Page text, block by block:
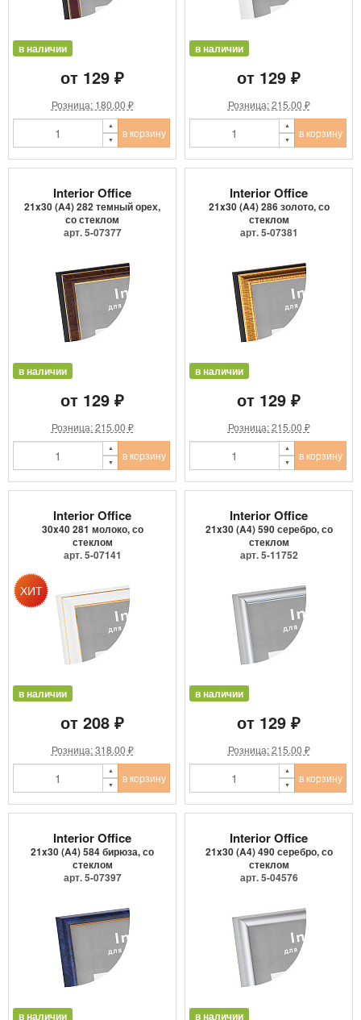
в наличии
от 129 ₽
Розница: 180.00 ₽
в корзину
в наличии
от 129 ₽
Розница: 215.00 ₽
в корзину
Interior Office
21x30 (A4) 282 темный орех,
со стеклом
арт. 5-07377
в наличии
от 129 ₽
Розница: 215.00 ₽
в корзину
Interior Office
21x30 (A4) 286 золото, со
стеклом
арт. 5-07381
в наличии
от 129 ₽
Розница: 215.00 ₽
в корзину
Interior Office
30x40 281 молоко, со
стеклом
арт. 5-07141
в наличии
от 208 ₽
Розница: 318.00 ₽
в корзину
Interior Office
21x30 (A4) 590 серебро, со
стеклом
арт. 5-11752
в наличии
от 129 ₽
Розница: 215.00 ₽
в корзину
Interior Office
21x30 (A4) 584 бирюза, со
стеклом
арт. 5-07397
в наличии
Interior Office
21x30 (A4) 490 серебро, со
стеклом
арт. 5-04576
в наличии